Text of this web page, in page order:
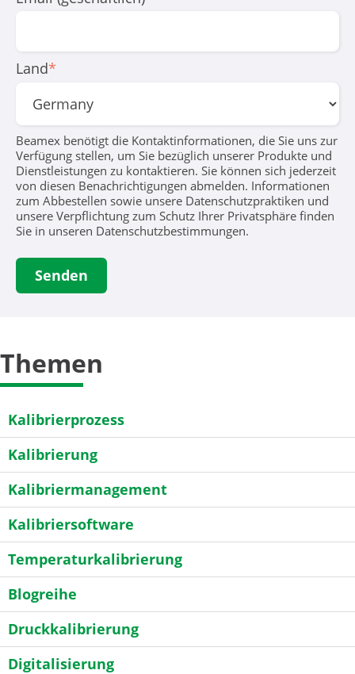
Land*
Beamex benötigt die Kontaktinformationen, die Sie uns zur
Verfügung stellen, um Sie bezüglich unserer Produkte und
Dienstleistungen zu kontaktieren. Sie können sich jederzeit
von diesen Benachrichtigungen abmelden. Informationen
zum Abbestellen sowie unsere Datenschutzpraktiken und
unsere Verpflichtung zum Schutz Ihrer Privatsphäre finden
Sie in unseren Datenschutzbestimmungen.
Themen
Kalibrierprozess
Kalibrierung
Kalibriermanagement
Kalibriersoftware
Temperaturkalibrierung
Blogreihe
Druckkalibrierung
Digitalisierung